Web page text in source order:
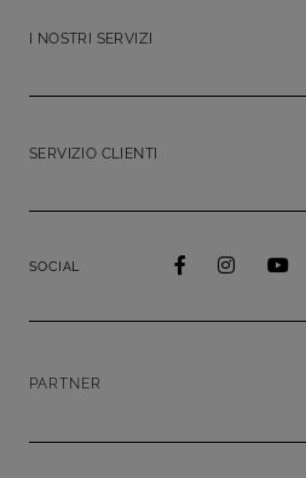
I NOSTRI SERVIZI
SERVIZIO CLIENTI
SOCIAL
PARTNER